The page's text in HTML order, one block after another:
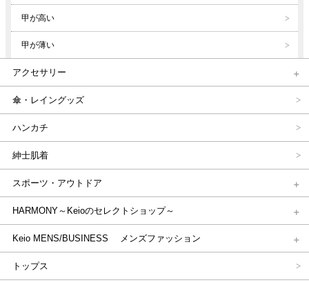
甲が高い
甲が薄い
アクセサリー
傘・レイングッズ
ハンカチ
紳士肌着
スポーツ・アウトドア
HARMONY～Keioのセレクトショップ～
Keio MENS/BUSINESS メンズファッション
トップス